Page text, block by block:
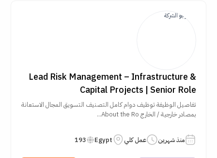
Lead Risk Management – Infrastructure &
Capital Projects | Senior Role
تفاصيل الوظيفة توظيف دوام كامل التصنيف التسويق المجال الاستعانة
بمصادر خارجية / الخارج About the Ro...
منذ شهرين عمل كلي Egypt
193